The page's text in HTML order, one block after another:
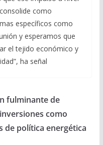
como
específicos como
y esperamos que
el tejido económico y
ha señal
fulminante de
como
de política energética